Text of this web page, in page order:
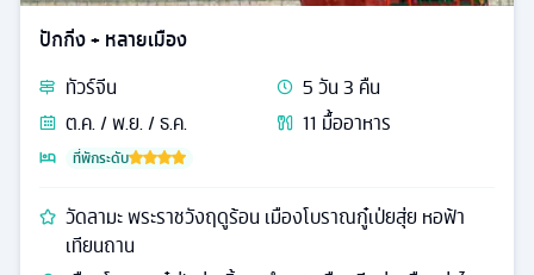
ปักกิ่ง + หลายเมือง
ทัวร์จีน 5วัน3 คืน
ต.ค. / พ.ย. / ธ.ค.
11 มื้ออาหาร
ที่พักระดับ
วัดลามะ พระราชวังฤดูร้อน เมืองโบราณกู๋เป่ยสุ่ย หอฟ้า
เทียนถาน